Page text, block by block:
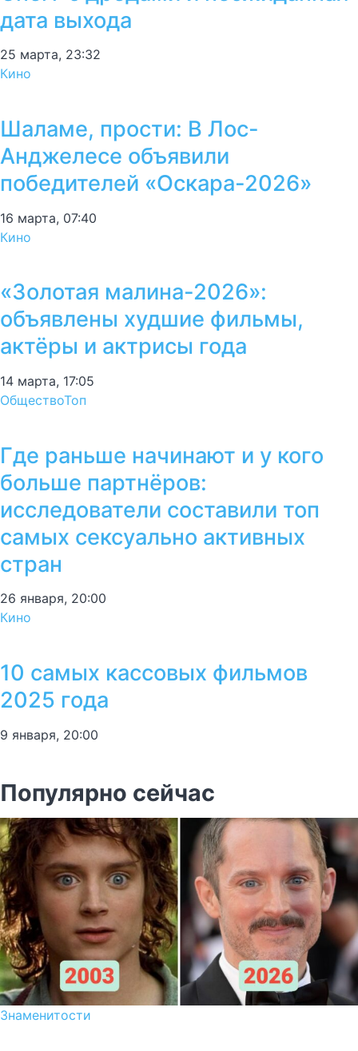
дата выхода
25 марта, 23:32
Кино
Шаламе, прости: В Лос-
Анджелесе объявили
победителей «Оскара-2026»
16 марта, 07:40
Кино
«Золотая малина-2026»:
объявлены худшие фильмы,
актёры и актрисы года
14 марта, 17:05
ОбществоТоп
Где раньше начинают и у кого
больше партнёров:
исследователи составили топ
самых сексуально активных
стран
26 января, 20:00
Кино
10 самых кассовых фильмов
2025 года
9 января, 20:00
Популярно сейчас
Знаменитости